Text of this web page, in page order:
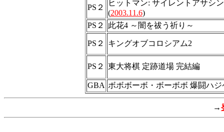
PS２
ヒットマン: サイレントアサシ
(2003.11.6)
PS２
此花4 ～闇を祓う祈り～
PS２ キングオブコロシアム2
PS２ 東大将棋 定跡道場 完結編
GBA ボボボーボ・ボーボボ 爆闘ハジ
→